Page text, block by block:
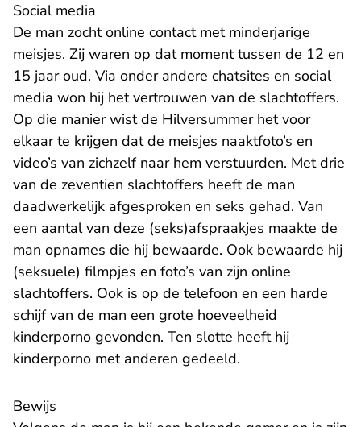
Social media
De man zocht online contact met minderjarige
meisjes. Zij waren op dat moment tussen de 12 en
15 jaar oud. Via onder andere chatsites en social
media won hij het vertrouwen van de slachtoffers.
Op die manier wist de Hilversummer het voor
elkaar te krijgen dat de meisjes naaktfoto’s en
video’s van zichzelf naar hem verstuurden. Met drie
van de zeventien slachtoffers heeft de man
daadwerkelijk afgesproken en seks gehad. Van
een aantal van deze (seks)afspraakjes maakte de
man opnames die hij bewaarde. Ook bewaarde hij
(seksuele) filmpjes en foto’s van zijn online
slachtoffers. Ook is op de telefoon en een harde
schijf van de man een grote hoeveelheid
kinderporno gevonden. Ten slotte heeft hij
kinderporno met anderen gedeeld.
Bewijs